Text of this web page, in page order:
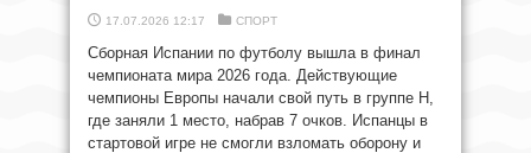
17.07.2026 12:17 СПОРТ
Сборная Испании по футболу вышла в финал
чемпионата мира 2026 года. Действующие
чемпионы Европы начали свой путь в группе Н,
где заняли 1 место, набрав 7 очков. Испанцы в
стартовой игре не смогли взломать оборону и